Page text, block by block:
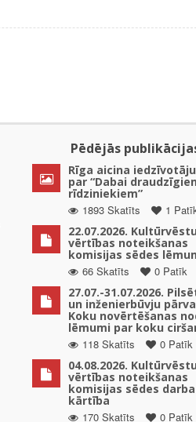
Pēdējās
Rīga aicina
par “Dabai
rīdziniekiem”
1893 Skatīts
1
22.07.2026.
vērtības noteikšanas
komisijas sēdes
66 Skatīts
0 Patīk
27.07.-31.07.2026.
un inženierbūvju
Koku novērtēšanas
lēmumi par koku
118 Skatīts
0 Patīk
04.08.2026.
vērtības noteikšanas
komisijas sēdes darba
kārtība
170 Skatīts
0 Patīk